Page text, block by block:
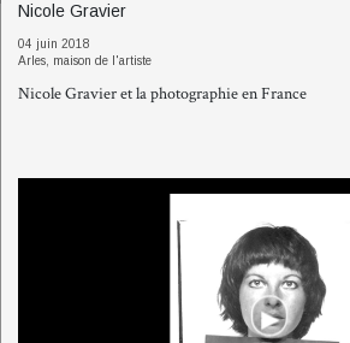
Nicole Gravier
04 juin 2018
Arles, maison de l'artiste
Nicole Gravier et la photographie en France